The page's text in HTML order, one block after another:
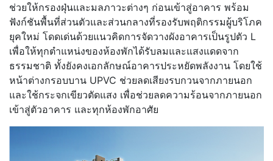
ช่วยให้กรองฝุ่นและมลภาวะต่างๆ ก่อนเข้าสู่อาคาร พร้อม
ฟังก์ชันพื้นที่ส่วนตัวและส่วนกลางที่รองรับพฤติกรรมผู้บริโภค
ยุคใหม่ โดดเด่นด้วยแนวคิดการจัดวางผังอาคารเป็นรูปตัว L
เพื่อให้ทุกตำแหน่งของห้องพักได้รับลมและแสงแดดจาก
ธรรมชาติ ทั้งยังคงเอกลักษณ์อาคารประหยัดพลังงาน โดยใช้
หน้าต่างกรอบบาน UPVC ช่วยลดเสียงรบกวนจากภายนอก
และใช้กระจกเขียวตัดแสง เพื่อช่วยลดความร้อนจากภายนอก
เข้าสู่ตัวอาคาร และทุกห้องพักอาศัย